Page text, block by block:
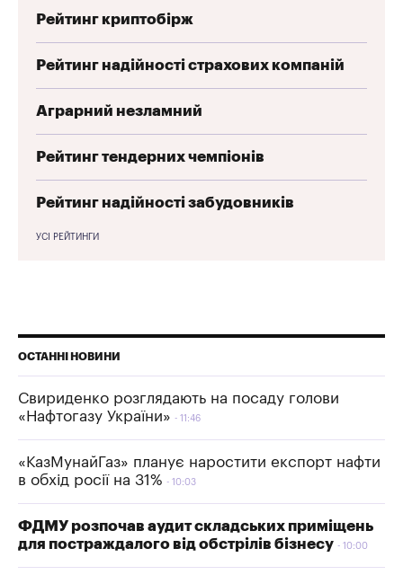
Рейтинг криптобірж
Рейтинг надійності страхових компаній
Аграрний незламний
Рейтинг тендерних чемпіонів
Рейтинг надійності забудовників
УСІ РЕЙТИНГИ
ОСТАННІ НОВИНИ
Свириденко розглядають на посаду голови
«Нафтогазу України»
11:46
«КазМунайГаз» планує наростити експорт нафти
в обхід росії на 31%
10:03
ФДМУ розпочав аудит складських приміщень
для постраждалого від обстрілів бізнесу
10:00